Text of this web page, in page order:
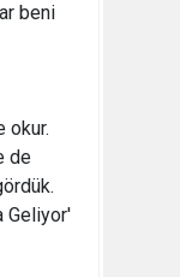
beni
okur.
de
Geliyor'